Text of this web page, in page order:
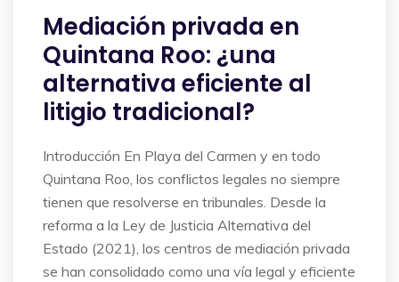
Mediación privada en
Quintana Roo: ¿una
alternativa eficiente al
litigio tradicional?
Introducción En Playa del Carmen y en todo
Quintana Roo, los conflictos legales no siempre
tienen que resolverse en tribunales. Desde la
reforma a la Ley de Justicia Alternativa del
Estado (2021), los centros de mediación privada
se han consolidado como una vía legal y eficiente